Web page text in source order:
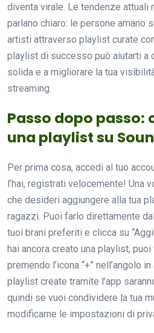
diventa virale. Le tendenze attuali
parlano chiaro: le persone amano
artisti attraverso playlist curate
playlist di successo può aiutarti a
solida e a migliorare la tua
streaming.
Passo dopo passo:
una playlist su
Per prima cosa, accedi al tuo
l’hai, registrati velocemente! Una
che desideri aggiungere alla tua
ragazzi. Puoi farlo direttamente
tuoi brani preferiti e clicca su
hai ancora creato una playlist,
premendo l’icona “+” nell’angolo
playlist create tramite l’app
quindi se vuoi condividere la tua
modificarne le impostazioni di